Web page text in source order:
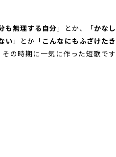
も無理する自分 」とか、「かなし
い 」とか「こんなにもふざけたき
その時期に一気に作った短歌です